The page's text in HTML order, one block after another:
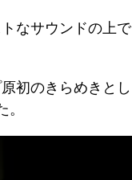
なサウンドの上で
初のきらめきとし